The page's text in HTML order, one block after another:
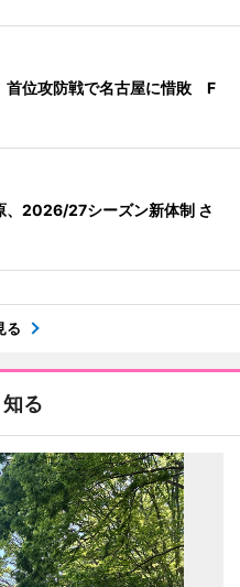
首位攻防戦で名古屋に惜敗 F
、2026/27シーズン新体制 さ
る
る